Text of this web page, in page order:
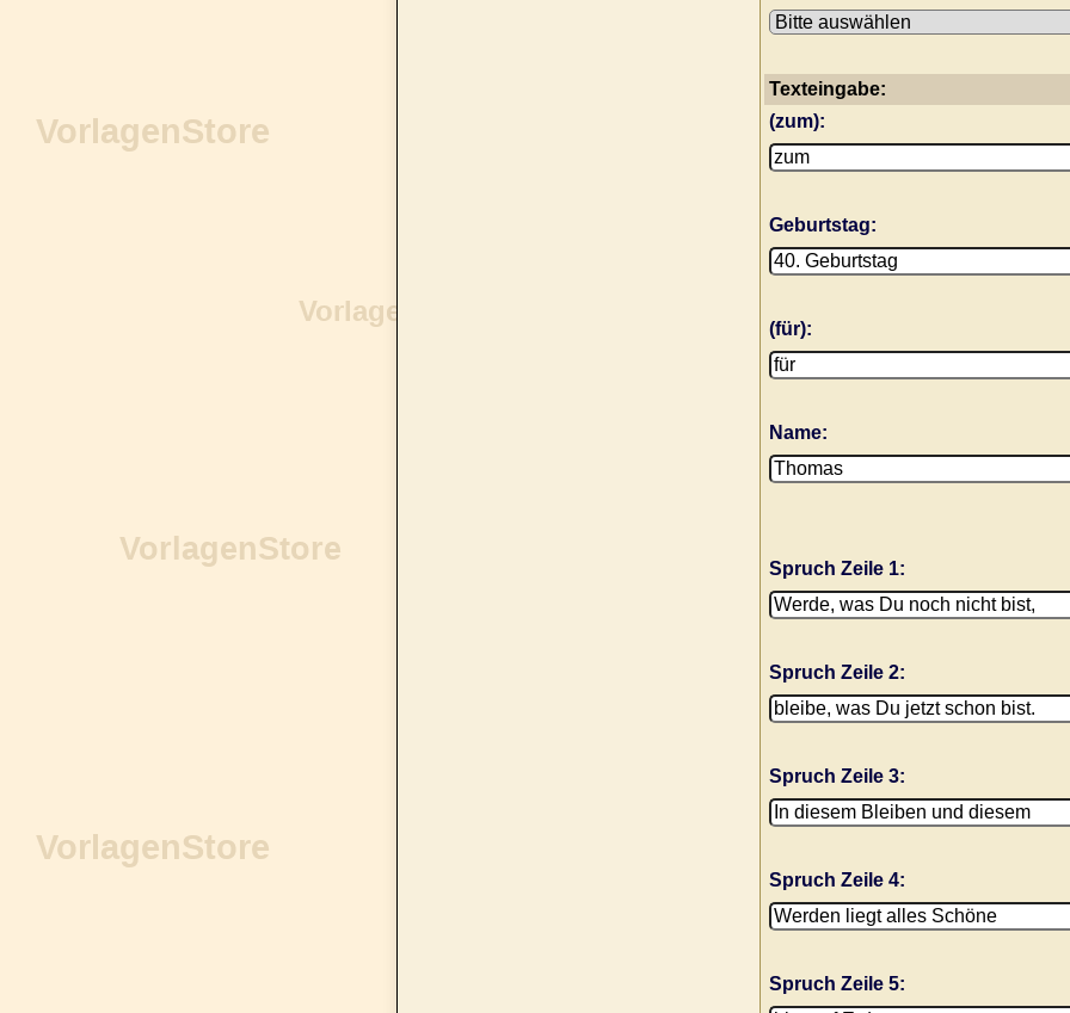
Texteingabe:
(zum):
Geburtstag:
(für):
Name:
Spruch Zeile 1:
Spruch Zeile 2:
Spruch Zeile 3:
Spruch Zeile 4:
Spruch Zeile 5: